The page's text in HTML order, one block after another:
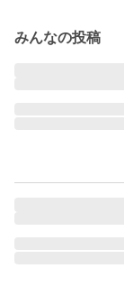
みんなの投稿